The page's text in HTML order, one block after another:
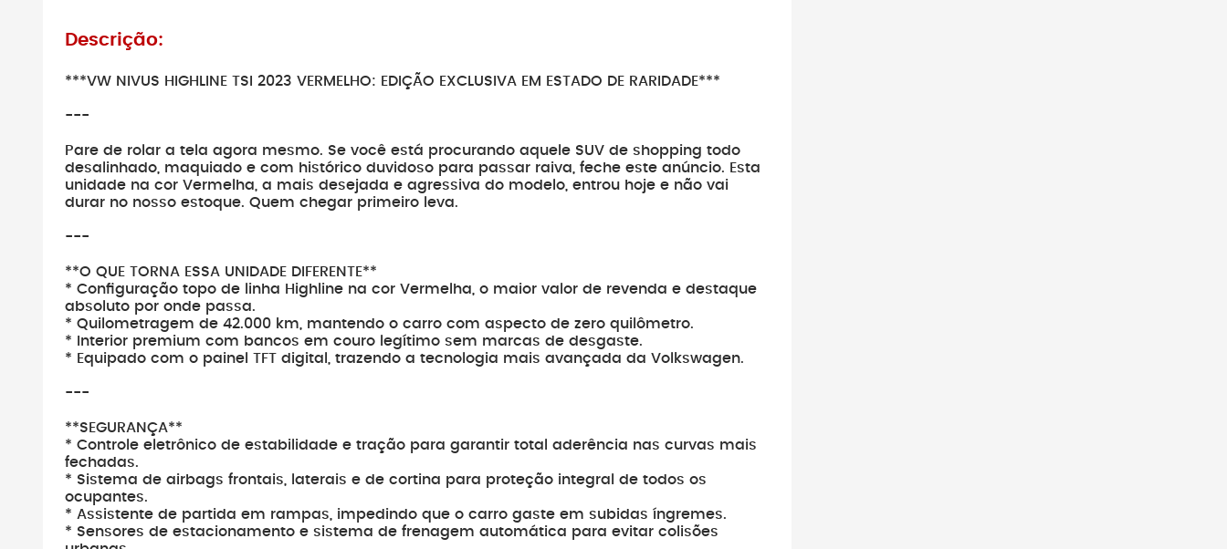
Descrição:
***VW NIVUS HIGHLINE TSI 2023 VERMELHO: EDIÇÃO EXCLUSIVA EM ESTADO DE RARIDADE***
---
Pare de rolar a tela agora mesmo. Se você está procurando aquele SUV de shopping todo
desalinhado, maquiado e com histórico duvidoso para passar raiva, feche este anúncio. Esta
unidade na cor Vermelha, a mais desejada e agressiva do modelo, entrou hoje e não vai
durar no nosso estoque. Quem chegar primeiro leva.
---
**O QUE TORNA ESSA UNIDADE DIFERENTE**
* Configuração topo de linha Highline na cor Vermelha, o maior valor de revenda e destaque
absoluto por onde passa.
* Quilometragem de 42.000 km, mantendo o carro com aspecto de zero quilômetro.
* Interior premium com bancos em couro legítimo sem marcas de desgaste.
* Equipado com o painel TFT digital, trazendo a tecnologia mais avançada da Volkswagen.
---
**SEGURANÇA**
* Controle eletrônico de estabilidade e tração para garantir total aderência nas curvas mais
fechadas.
* Sistema de airbags frontais, laterais e de cortina para proteção integral de todos os
ocupantes.
* Assistente de partida em rampas, impedindo que o carro gaste em subidas íngremes.
* Sensores de estacionamento e sistema de frenagem automática para evitar colisões